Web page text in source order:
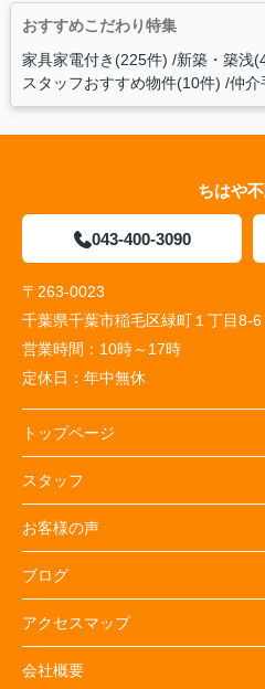
おすすめこだわり特集
家具家電付き(225件) 新築・築浅
スタッフおすすめ物件(10件) 仲介
ちはや
043-400-3090
〒263-0023
千葉県千葉市稲毛区緑町１丁目8-
営業時間： 10時～17時
定休日： 年中無休
トップページ
スタッフ
お客様の声
ブログ
アクセスマップ
会社概要